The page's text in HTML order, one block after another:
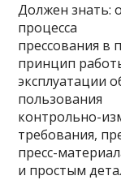
Должен знать:
процесса
прессования в
принцип
эксплуатации
пользования
контрольно-
требования,
пресс-
и простым